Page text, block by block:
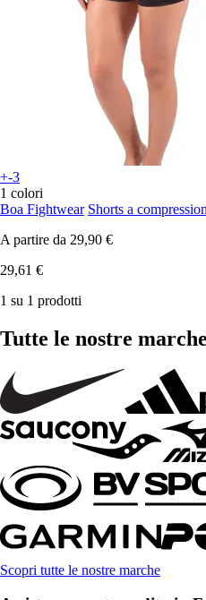
+-3
1 colori
Boa Fightwear Shorts a
A partire da 29,90 €
29,61 €
1 su 1 prodotti
Tutte le nostre marche
Scopri tutte le nostre marche